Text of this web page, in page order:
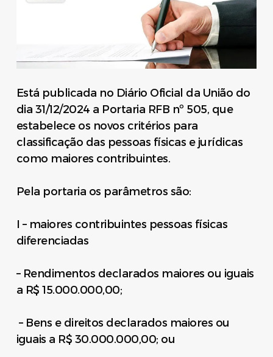
Está publicada no Diário Oficial da União do
dia 31/12/2024 a Portaria RFB nº 505, que
estabelece os novos critérios para
classificação das pessoas físicas e jurídicas
como maiores contribuintes.
Pela portaria os parâmetros são:
I – maiores contribuintes pessoas físicas
diferenciadas
– Rendimentos declarados maiores ou iguais
a R$ 15.000.000,00;
– Bens e direitos declarados maiores ou
iguais a R$ 30.000.000,00; ou